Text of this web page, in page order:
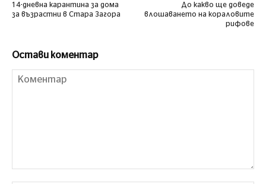
14-дневна карантина за дома
за възрастни в Стара Загора
До какво ще доведе
влошаването на кораловите
рифове
Остави коментар